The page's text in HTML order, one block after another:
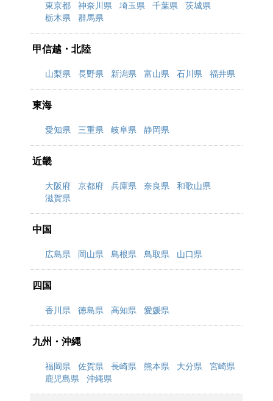
東京都 神奈川県 埼玉県 千葉県
茨城県
栃木県
群馬県
甲信越・北陸
山梨県 長野県 新潟県 富山県 石川県 福井県
東海
愛知県 三重県 岐阜県 静岡県
近畿
大阪府 京都府 兵庫県 奈良県
和歌山県
滋賀県
中国
広島県 岡山県 島根県 鳥取県 山口県
四国
香川県 徳島県 高知県 愛媛県
九州・沖縄
福岡県 佐賀県 長崎県 熊本県 大分県
宮崎県
鹿児島県
沖縄県